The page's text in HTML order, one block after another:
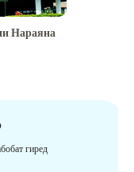
Нараяна
гиред